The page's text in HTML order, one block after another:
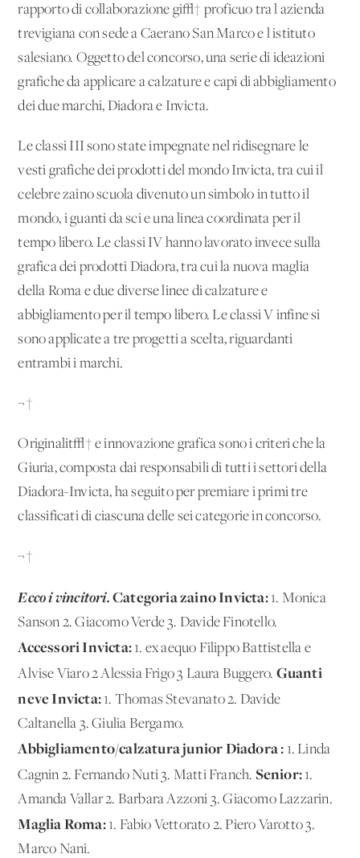
rapporto di collaborazione gi√† proficuo tra l'azienda
trevigiana con sede a Caerano San Marco e l'istituto
salesiano. Oggetto del concorso, una serie di ideazioni
grafiche da applicare a calzature e capi di abbigliamento
dei due marchi, Diadora e Invicta.
Le classi III sono state impegnate nel ridisegnare le
vesti grafiche dei prodotti del mondo Invicta, tra cui il
celebre zaino scuola divenuto un simbolo in tutto il
mondo, i guanti da sci e una linea coordinata per il
tempo libero. Le classi IV hanno lavorato invece sulla
grafica dei prodotti Diadora, tra cui la nuova maglia
della Roma e due diverse linee di calzature e
abbigliamento per il tempo libero. Le classi V infine si
sono applicate a tre progetti a scelta, riguardanti
entrambi i marchi.
¬†
Originalit√† e innovazione grafica sono i criteri che la
Giuria, composta dai responsabili di tutti i settori della
Diadora-Invicta, ha seguito per premiare i primi tre
classificati di ciascuna delle sei categorie in concorso.
¬†
Ecco i vincitori.Categoria zaino Invicta:1. Monica
Sanson 2. Giacomo Verde 3. Davide Finotello.
Accessori Invicta: 1. ex aequo Filippo Battistella e
Alvise Viaro 2 Alessia Frigo 3 Laura Buggero. Guanti
neve Invicta: 1. Thomas Stevanato 2. Davide
Caltanella 3. Giulia Bergamo.
Abbigliamento/calzatura junior Diadora : 1. Linda
Cagnin 2. Fernando Nuti 3. Matti Franch. Senior: 1.
Amanda Vallar 2. Barbara Azzoni 3. Giacomo Lazzarin.
Maglia Roma:1. Fabio Vettorato 2. Piero Varotto 3.
Marco Nani.